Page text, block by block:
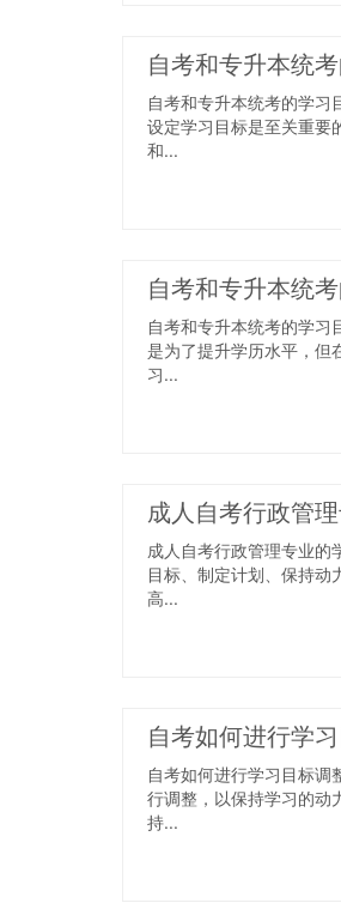
自考和专升本统
自考和专升本统考的学习
设定学习目标是至关重要
和...
自考和专升本统
自考和专升本统考的学习
是为了提升学历水平，但
习...
成人自考行政管
成人自考行政管理专业的
目标、制定计划、保持动
高...
自考如何进行学
自考如何进行学习目标调
行调整，以保持学习的动
持...